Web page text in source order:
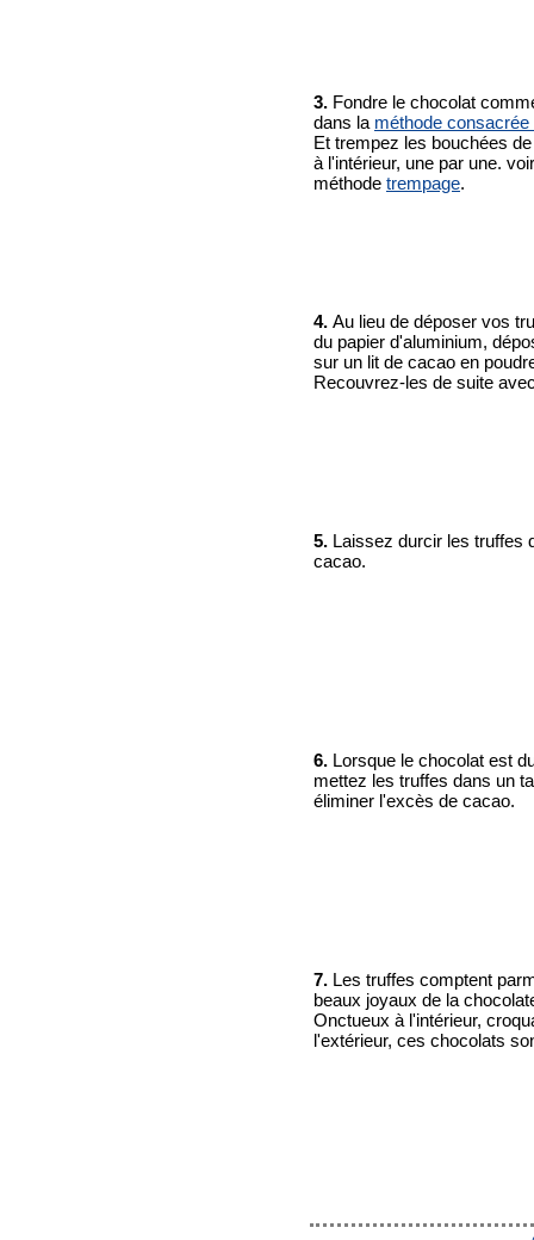
3. Fondre le chocolat
dans la méthode consacrée
Et trempez les bouchées
à l'intérieur, une par une.
méthode trempage.
4. Au lieu de déposer vos
du papier d'aluminium,
sur un lit de cacao en
Recouvrez-les de suite
5. Laissez durcir les truffes
cacao.
6. Lorsque le chocolat est
mettez les truffes dans un
éliminer l'excès de cacao.
7. Les truffes comptent
beaux joyaux de la
Onctueux à l'intérieur,
l'extérieur, ces chocolats